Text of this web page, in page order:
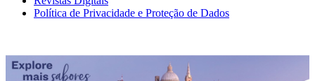
Política de Privacidade e Proteção de Dados